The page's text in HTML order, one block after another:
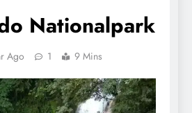
Nationalpark
Ago 1 9 Mins